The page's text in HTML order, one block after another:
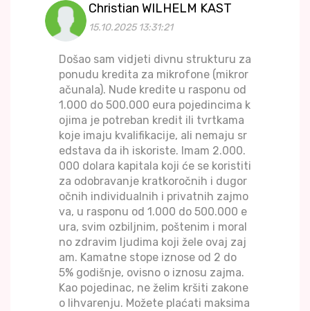
Christian WILHELM KAST
15.10.2025 13:31:21
Došao sam vidjeti divnu strukturu za
ponudu kredita za mikrofone (mikror
ačunala). Nude kredite u rasponu od
1.000 do 500.000 eura pojedincima k
ojima je potreban kredit ili tvrtkama
koje imaju kvalifikacije, ali nemaju sr
edstava da ih iskoriste. Imam 2.000.
000 dolara kapitala koji će se koristiti
za odobravanje kratkoročnih i dugor
očnih individualnih i privatnih zajmo
va, u rasponu od 1.000 do 500.000 e
ura, svim ozbiljnim, poštenim i moral
no zdravim ljudima koji žele ovaj zaj
am. Kamatne stope iznose od 2 do
5% godišnje, ovisno o iznosu zajma.
Kao pojedinac, ne želim kršiti zakone
o lihvarenju. Možete plaćati maksima